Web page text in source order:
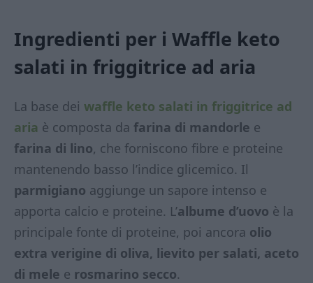
Ingredienti per i Waffle keto
salati in friggitrice ad aria
La base dei waffle keto salati in friggitrice ad
aria è composta da farina di mandorle e
farina di lino, che forniscono fibre e proteine
mantenendo basso l’indice glicemico. Il
parmigiano aggiunge un sapore intenso e
apporta calcio e proteine. L’albume d’uovo è la
principale fonte di proteine, poi ancora olio
extra verigine di oliva, lievito per salati, aceto
di mele e rosmarino secco.